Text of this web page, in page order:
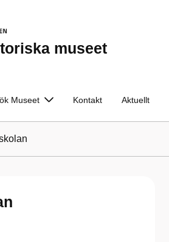
museet
Museet Kontakt Aktuellt